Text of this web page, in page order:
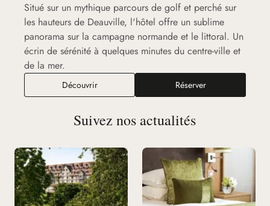
Situé sur un mythique parcours de golf et perché sur
les hauteurs de Deauville, l'hôtel offre un sublime
panorama sur la campagne normande et le littoral. Un
écrin de sérénité à quelques minutes du centre-ville et
de la mer.
Découvrir Réserver
Suivez nos actualités